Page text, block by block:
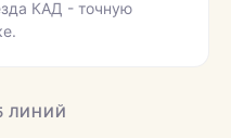
КАД - точную
ЛИНИЙ